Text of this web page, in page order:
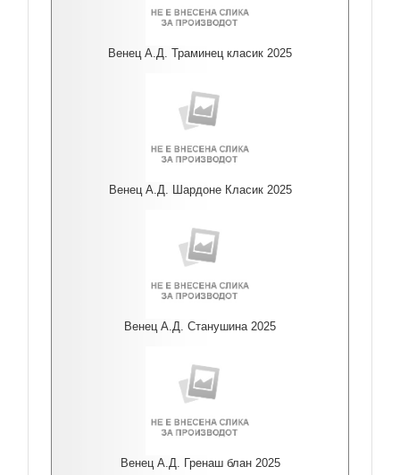
Венец А.Д. Траминец класик 2025
Венец А.Д. Шардоне Класик 2025
Венец А.Д. Станушина 2025
Венец А.Д. Гренаш блан 2025